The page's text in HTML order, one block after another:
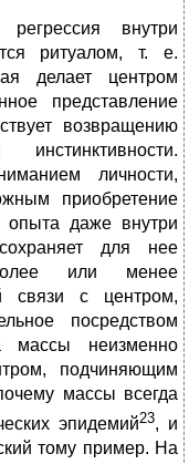
регрессия внутри
ритуалом, т. е.
делает центром
представление
возвращению
личности,
приобретение
опыта даже внутри
для нее
или менее
связи с центром,
посредством
массы неизменно
подчиняющим
массы всегда
эпидемий23, и
тому пример. На